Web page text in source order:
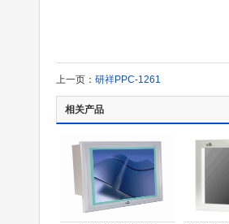
上一页： 研祥PPC-1261
相关产品